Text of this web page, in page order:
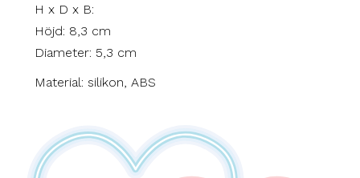
H x D x B:
Höjd: 8,3 cm
Diameter: 5,3 cm
Material: silikon, ABS